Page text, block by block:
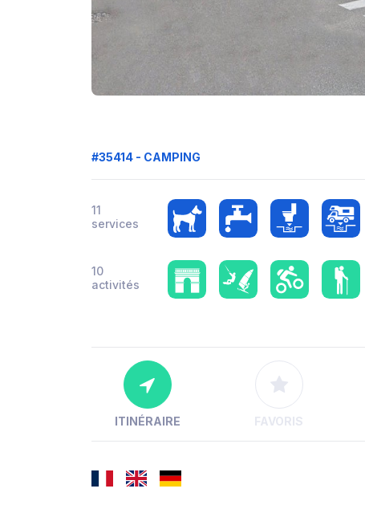
#35414 - CAMPING
11
services
10
activités
ITINÉRAIRE FAVORIS